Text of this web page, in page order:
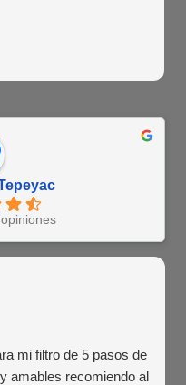
mi filtro de 5 pasos de
amables recomiendo al